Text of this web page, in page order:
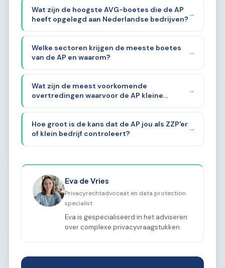
Wat zijn de hoogste AVG-boetes die de AP
heeft opgelegd aan Nederlandse bedrijven?
→
Welke sectoren krijgen de meeste boetes
van de AP en waarom?
→
Wat zijn de meest voorkomende
overtredingen waarvoor de AP kleine
→
Hoe groot is de kans dat de AP jou als ZZP'er
of klein bedrijf controleert?
→
Eva de Vries
Privacyrechtadvocaat en data protection
specialist
Eva is gespecialiseerd in het adviseren
over complexe privacyvraagstukken.